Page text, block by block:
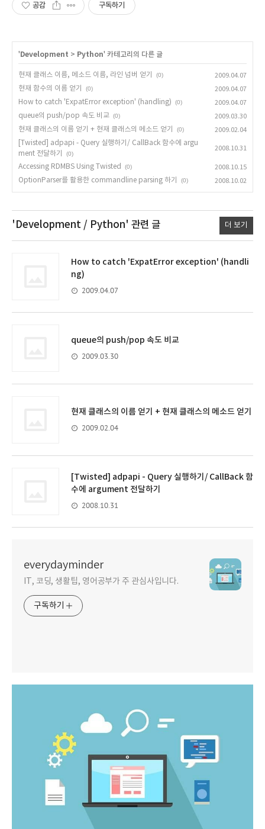
공감 구독하기
' Development > Python' 카테고리의 다른 글
현재 클래스 이름, 메소드 이름, 라인 넘버 얻기 (0)
2009.04.07
현재 함수의 이름 얻기
(0)
2009.04.07
How to catch 'ExpatError exception' (handling)
(0)
2009.04.07
queue의 push/pop 속도 비교 (0)
2009.03.30
현재 클래스의 이름 얻기 + 현재 클래스의 메소드 얻기
(0)
2009.02.04
[Twisted] adpapi - Query 실행하기/ CallBack 함수에 argu
ment 전달하기
(0)
2008.10.31
Accessing RDMBS Using Twisted (0)
2008.10.15
OptionParser를 활용한 commandline parsing 하기
(0) 2008.10.02
'Development / Python' 관련 글 더 보기
How to catch 'ExpatError exception' (handli
ng)
2009.04.07
queue의 push/pop 속도 비교
2009.03.30
현재 클래스의 이름 얻기 + 현재 클래스의 메소드 얻기
2009.02.04
[Twisted] adpapi - Query 실행하기/ CallBack 함
수에 argument 전달하기
2008.10.31
everydayminder
IT, 코딩, 생활팁, 영어공부가 주 관심사입니다.
구독하기